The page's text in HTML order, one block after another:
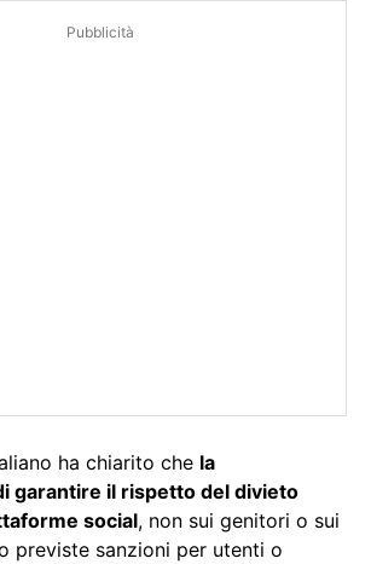
Pubblicità
ha chiarito che la
garantire il rispetto del divieto
social, non sui genitori o sui
previste sanzioni per utenti o